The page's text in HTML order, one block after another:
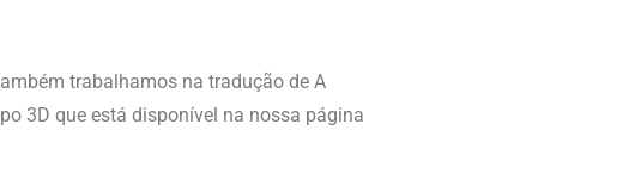
trabalhamos na tradução de A
3D que está disponível na nossa página